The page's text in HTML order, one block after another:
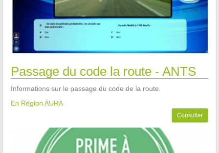
Passage du code la route - ANTS
Informations sur le passage du code de la route.
En Région AURA
Consulter